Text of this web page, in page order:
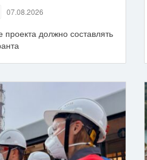
07.08.2026
должно составлять